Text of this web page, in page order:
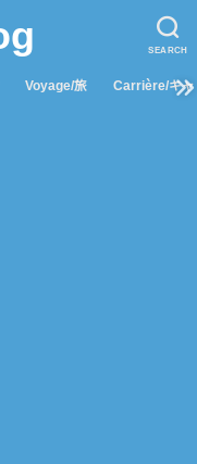
SEARCH
Voyage/旅 Carrière/キャ